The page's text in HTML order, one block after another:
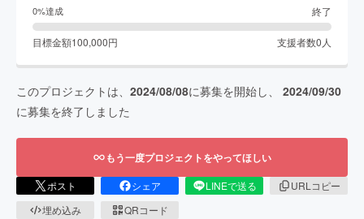
0%達成 終了
目標金額100,000円 支援者数0 人
このプロジェクトは、 2024/08/08に募集を開始し、 2024/09/30
に募集を終了しました
もう一度プロジェクトをやってほしい
ポスト シェア LINEで送る
URLコピー
埋め込み
QRコード